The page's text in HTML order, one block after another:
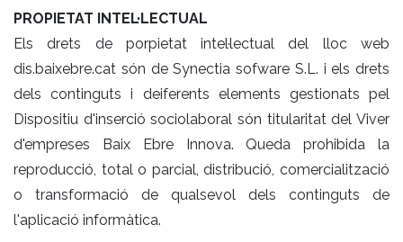
PROPIETAT INTEL·LECTUAL
Els drets de porpietat intel·lectual del lloc web
dis.baixebre.cat són de Synectia sofware S.L. i els drets
dels continguts i deiferents elements gestionats pel
Dispositiu d'inserció sociolaboral són titularitat del Viver
d'empreses Baix Ebre Innova. Queda prohibida la
reproducció, total o parcial, distribució, comercialització
o transformació de qualsevol dels continguts de
l'aplicació informàtica.